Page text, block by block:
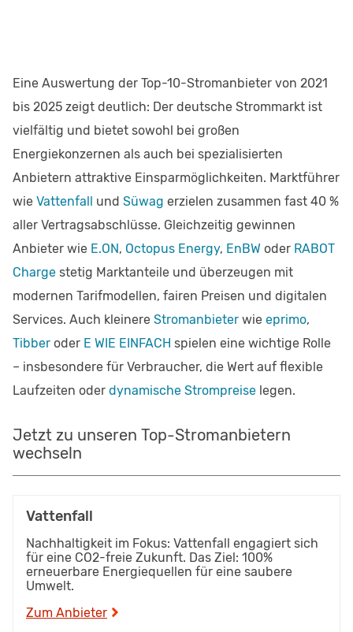
Eine Auswertung der Top-10-Stromanbieter von 2021
bis 2025 zeigt deutlich: Der deutsche Strommarkt ist
vielfältig und bietet sowohl bei großen
Energiekonzernen als auch bei spezialisierten
Anbietern attraktive Einsparmöglichkeiten. Marktführer
wie Vattenfall und Süwag erzielen zusammen fast 40 %
aller Vertragsabschlüsse. Gleichzeitig gewinnen
Anbieter wie E.ON, Octopus Energy, EnBW oder RABOT
Charge stetig Marktanteile und überzeugen mit
modernen Tarifmodellen, fairen Preisen und digitalen
Services. Auch kleinere Stromanbieter wie eprimo,
Tibber oder E WIE EINFACH spielen eine wichtige Rolle
– insbesondere für Verbraucher, die Wert auf flexible
Laufzeiten oder dynamische Strompreise legen.
Jetzt zu unseren Top-Stromanbietern
wechseln
Vattenfall
Nachhaltigkeit im Fokus: Vattenfall engagiert sich
für eine CO2-freie Zukunft. Das Ziel: 100%
erneuerbare Energiequellen für eine saubere
Umwelt.
Zum Anbieter